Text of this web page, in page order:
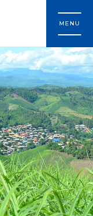
MENU